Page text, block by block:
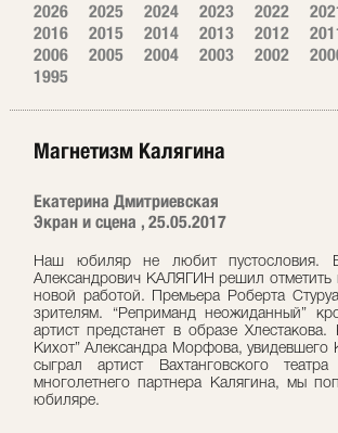
2026 2025 2024 2023 2022
2016
2015 2014 2013 2012
2006
2005 2004 2003 2002
1995
Магнетизм Калягина
Екатерина Дмитриевская
Экран и сцена , 25.05.2017
Наш юбиляр не любит пустословия.
Александрович КАЛЯГИН решил отметить
новой работой. Премьера Роберта
зрителям. “Реприманд неожиданный”
артист предстанет в образе
Кихот” Александра Морфова, увидевшего
сыграл артист Вахтанговского
многолетнего партнера Калягина, мы
юбиляре.